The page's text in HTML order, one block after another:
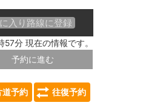
入り路線に登録
分 現在の情報です。
予約に進む
道予約 往復予約